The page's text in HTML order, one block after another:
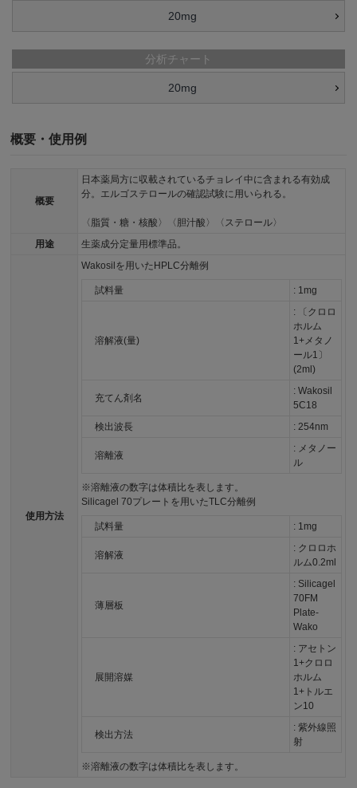
20mg
分析チャート
20mg
概要・使用例
概要
日本薬局方に収載されているチョレイ中に含まれる有効成
分。エルゴステロールの確認試験に用いられる。
〈脂質・糖・核酸〉〈胆汁酸〉〈ステロール〉
用途
生薬成分定量用標準品。
使用方法
Wakosilを用いたHPLC分離例
試料量 : 1mg
溶解液(量)
: 〔クロロ
ホルム
1+メタノ
ール1〕
(2ml)
充てん剤名
: Wakosil
5C18
検出波長
: 254nm
溶離液
: メタノー
ル
※溶離液の数字は体積比を表します。
Silicagel 70プレートを用いたTLC分離例
試料量 : 1mg
溶解液
: クロロホ
ルム0.2ml
薄層板
: Silicagel
70FM
Plate-
Wako
展開溶媒
: アセトン
1+クロロ
ホルム
1+トルエ
ン10
検出方法
: 紫外線照
射
※溶離液の数字は体積比を表します。